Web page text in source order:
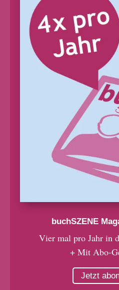
buchSZENE
Vier mal pro Jahr in
+ Mit Abo-
Jetzt